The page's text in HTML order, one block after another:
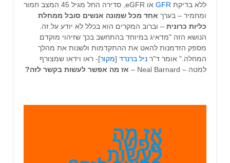
ללא בדיקת GFR
או eGFR, סדירה החל מגיל 45 המצב חמור
ומחמיר – בערך אחד מכל שמונה אנשים סובל ממחלת
כליות כרונית – וברוב המקרים הוא בכלל לא יודע על זה.
הנושא הזה "מדאיג במיוחד בהתחשב בכך שזיהוי מוקדם
מספק הזדמנות להאט את ההתקדמות ולשנות את מהלך
המחלה." אומר ד"ר ניל ברנרד [מקור]- ראו וידאו שמצורף
למטה – Neal Barnard –
אז מה אפשר לעשות בקשר לזה?
אז מה
אפשר
לעשות